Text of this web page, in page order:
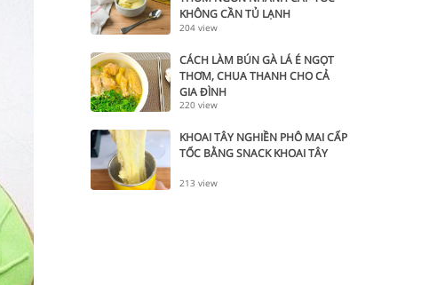
KHÔNG CẦN TỦ LẠNH
204 view
CÁCH LÀM BÚN GÀ LÁ É NGỌT
THƠM, CHUA THANH CHO CẢ
GIA ĐÌNH
220 view
KHOAI TÂY NGHIỀN PHÔ MAI CẤP
TỐC BẰNG SNACK KHOAI TÂY
213 view